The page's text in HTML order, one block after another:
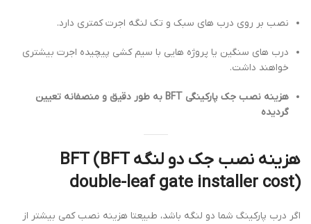
نصب بر روی درب های سبک و تک لنگه اجرت کمتری دارد.
درب های سنگین یا پروژه هایی با سیم کشی پیچیده اجرت بیشتری
خواهند داشت.
هزینه نصب جک پارکینگی BFT به طور دقیق و منصفانه تعیین
گردیده
هزینه نصب جک دو لنگه BFT (BFT
double-leaf gate installer cost)
اگر درب پارکینگ شما دو لنگه باشد، طبیعتا هزینه نصب کمی بیشتر از